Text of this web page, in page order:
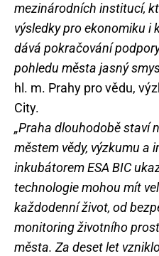
mezinárodních institucí,
výsledky pro ekonomiku i
dává pokračování
pohledu města jasný
hl. m. Prahy pro vědu,
City.
„Praha dlouhodobě staví
městem vědy, výzkumu a
inkubátorem ESA BIC
technologie mohou mít
každodenní život, od
monitoring životního
města. Za deset let